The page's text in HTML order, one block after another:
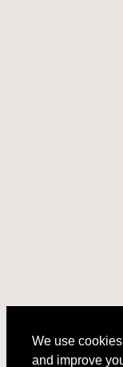
and improve
site, you
We use
and improve